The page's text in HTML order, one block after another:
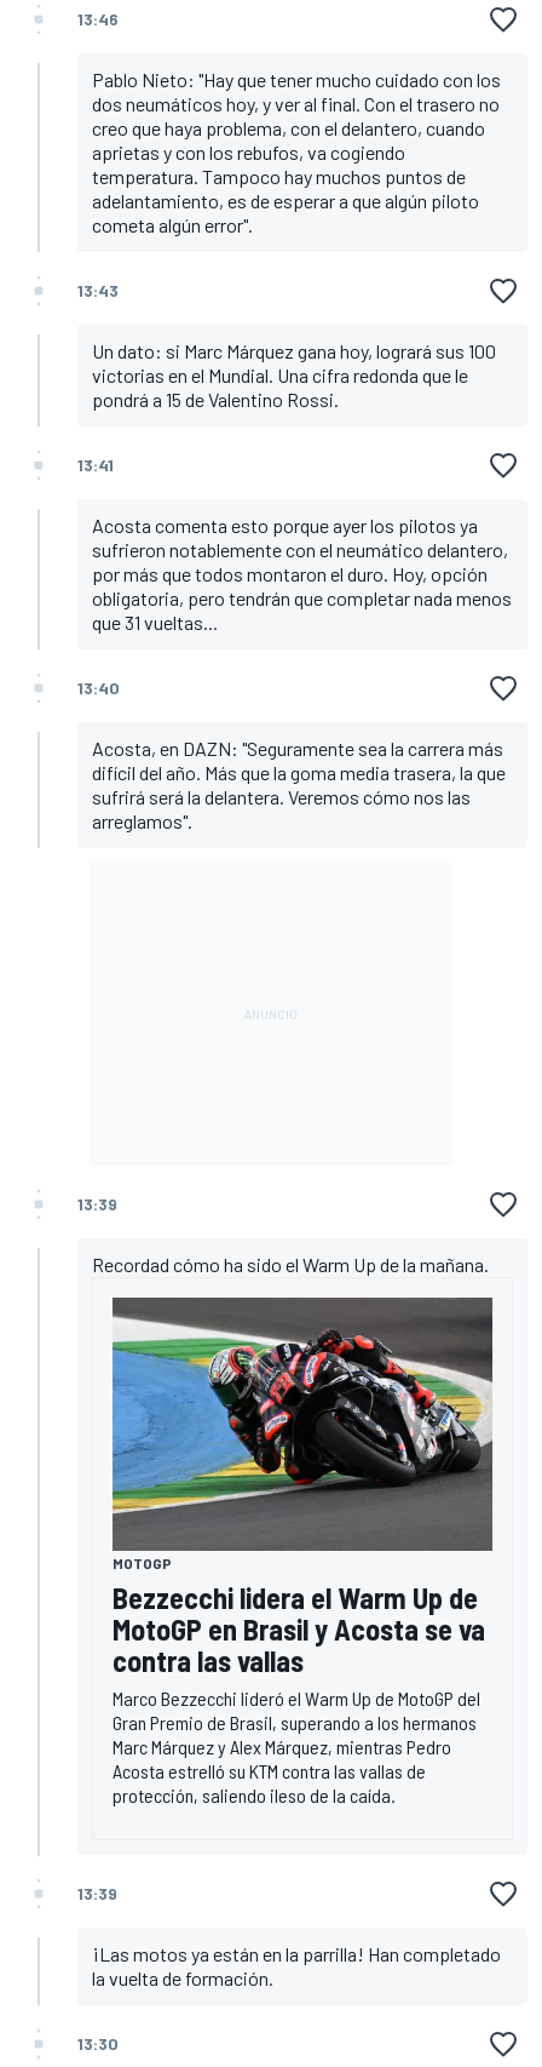
13:46
Pablo Nieto: "Hay que tener mucho cuidado con los
dos neumáticos hoy, y ver al final. Con el trasero no
creo que haya problema, con el delantero, cuando
aprietas y con los rebufos, va cogiendo
temperatura. Tampoco hay muchos puntos de
adelantamiento, es de esperar a que algún piloto
cometa algún error".
13:43
Un dato: si Marc Márquez gana hoy, logrará sus 100
victorias en el Mundial. Una cifra redonda que le
pondrá a 15 de Valentino Rossi.
13:41
Acosta comenta esto porque ayer los pilotos ya
sufrieron notablemente con el neumático delantero,
por más que todos montaron el duro. Hoy, opción
obligatoria, pero tendrán que completar nada menos
que 31 vueltas...
13:40
Acosta, en DAZN: "Seguramente sea la carrera más
difícil del año. Más que la goma media trasera, la que
sufrirá será la delantera. Veremos cómo nos las
arreglamos".
13:39
Recordad cómo ha sido el Warm Up de la mañana.
MOTOGP
Bezzecchi lidera el Warm Up de
MotoGP en Brasil y Acosta se va
contra las vallas
Marco Bezzecchi lideró el Warm Up de MotoGP del
Gran Premio de Brasil, superando a los hermanos
Marc Márquez y Alex Márquez, mientras Pedro
Acosta estrelló su KTM contra las vallas de
protección, saliendo ileso de la caída.
13:39
¡Las motos ya están en la parrilla! Han completado
la vuelta de formación.
13:30